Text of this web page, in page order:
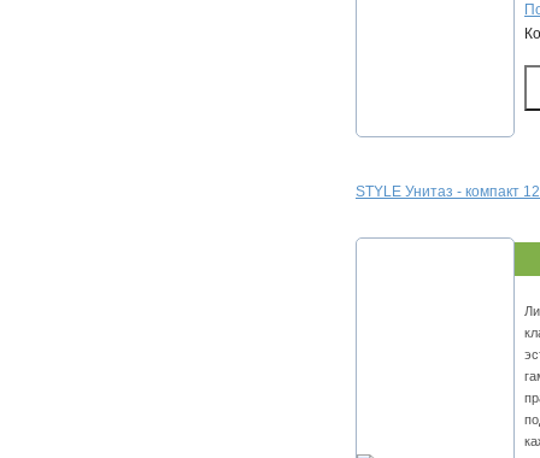
STYLE Унитаз - компакт